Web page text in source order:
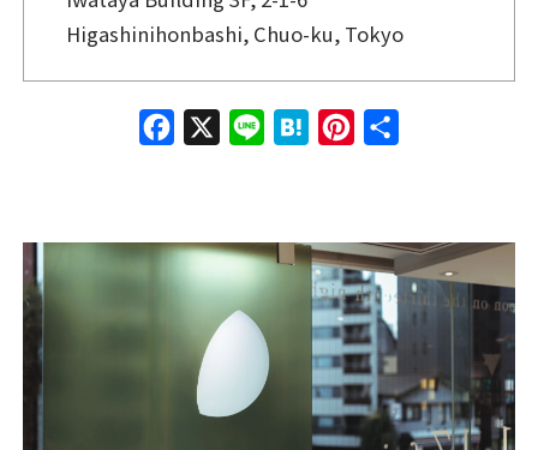
Higashinihonbashi, Chuo-ku, Tokyo
Face
X Line
Hate
Pinte